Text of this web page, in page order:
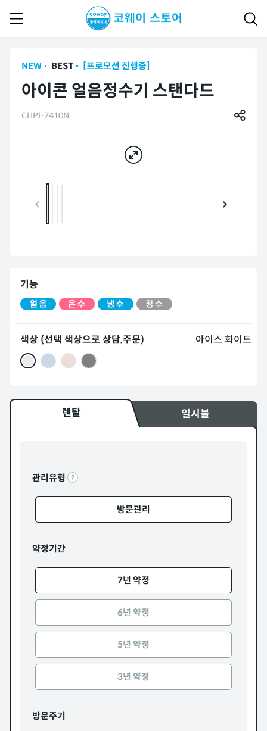
NEW BEST [프로모션 진행중]
아이콘 얼음정수기 스탠다드
CHPI-7410N
기능
색상 (선택 색상으로 상담,주문) 아이스 화이트
렌탈 일시불
관리유형
방문관리
약정기간
7년 약정
6년 약정
5년 약정
3년 약정
방문주기